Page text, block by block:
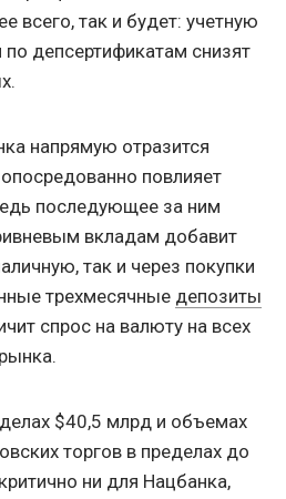
всего, так и будет: учетную
по депсертификатам снизят
напрямую отразится
повлияет
последующее за ним
вкладам добавит
так и через покупки
трехмесячные депозиты
спрос на валюту на всех
$40,5 млрд и объемах
торгов в пределах до
ни для Нацбанка,